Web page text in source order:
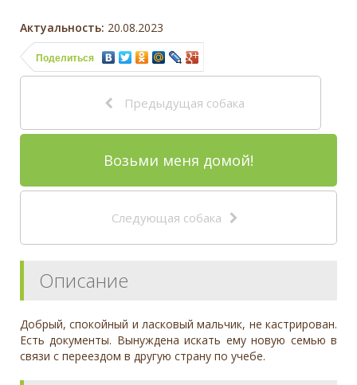
Актуальность: 20.08.2023
Поделиться
Предыдущая собака
Возьми меня домой!
Следующая собака
Описание
Добрый, спокойный и ласковый мальчик, не кастрирован.
Есть документы. Вынуждена искать ему новую семью в
связи с переездом в другую страну по учебе.